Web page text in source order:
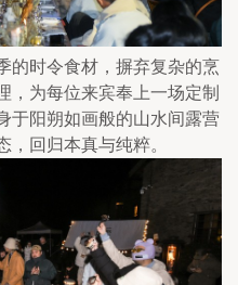
的时令食材，摒弃复杂的烹
，为每位来宾奉上一场定制
于阳朔如画般的山水间露营
回归本真与纯粹。